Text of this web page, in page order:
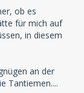
ob es
für mich auf
in diesem
an der
Tantiemen....